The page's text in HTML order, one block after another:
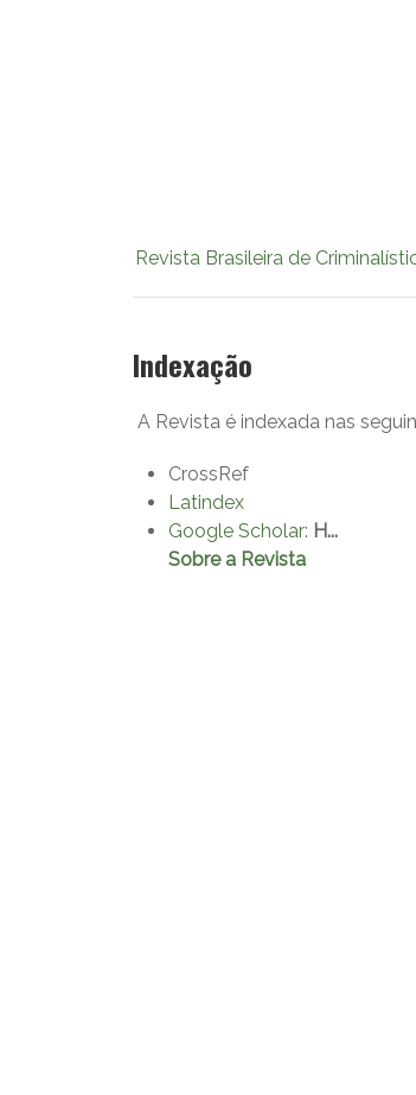
Revista Brasileira de
Indexação
A Revista é indexada nas
CrossRef
Latindex
Google Scholar: H...
Sobre a Revista